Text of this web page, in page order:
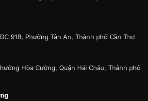
91B, Phường Tân An, Thành phố Cần Thơ
Hòa Cường, Quận Hải Châu, Thành phố